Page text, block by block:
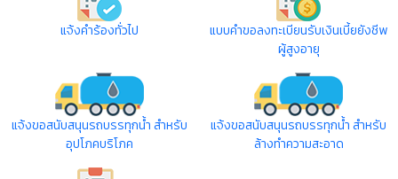
แจ้งคำร้องทั่วไป
แบบคำขอลงทะเบียนรับเงินเบี้ยยังชีพ
ผู้สูงอายุ
แจ้งขอสนับสนุนรถบรรทุกน้ำ สำหรับ
อุปโภคบริโภค
แจ้งขอสนับสนุนรถบรรทุกน้ำ สำหรับ
ล้างทำความสะอาด